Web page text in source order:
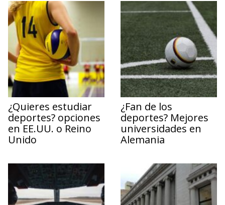
¿Quieres estudiar
deportes? opciones
en EE.UU. o Reino
Unido
¿Fan de los
deportes? Mejores
universidades en
Alemania